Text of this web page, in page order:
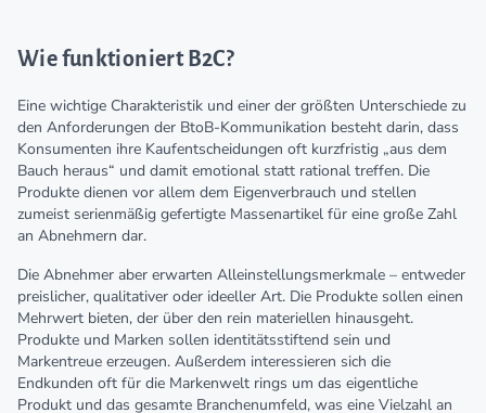
Wie funktioniert B2C?
Eine wichtige Charakteristik und einer der größten Unterschiede zu
den Anforderungen der BtoB-Kommunikation besteht darin, dass
Konsumenten ihre Kaufentscheidungen oft kurzfristig „aus dem
Bauch heraus“ und damit emotional statt rational treffen. Die
Produkte dienen vor allem dem Eigenverbrauch und stellen
zumeist serienmäßig gefertigte Massenartikel für eine große Zahl
an Abnehmern dar.
Die Abnehmer aber erwarten Alleinstellungsmerkmale – entweder
preislicher, qualitativer oder ideeller Art. Die Produkte sollen einen
Mehrwert bieten, der über den rein materiellen hinausgeht.
Produkte und Marken sollen identitätsstiftend sein und
Markentreue erzeugen. Außerdem interessieren sich die
Endkunden oft für die Markenwelt rings um das eigentliche
Produkt und das gesamte Branchenumfeld, was eine Vielzahl an